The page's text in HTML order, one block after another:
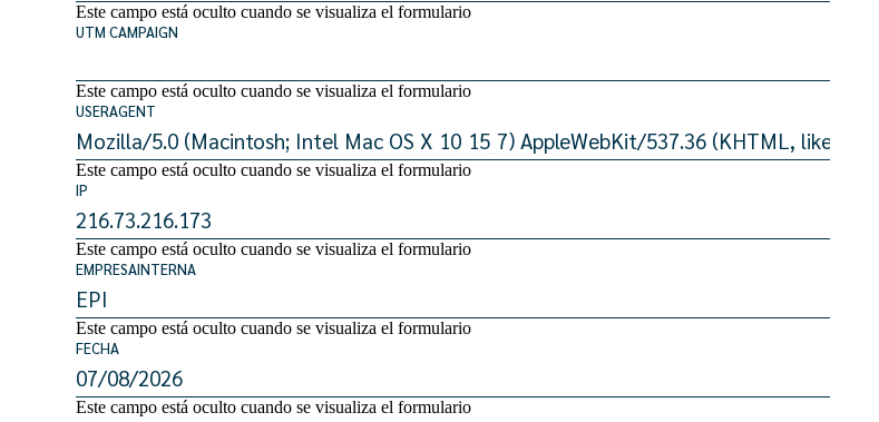
Este campo está oculto cuando se visualiza el formulario
UTM CAMPAIGN
Este campo está oculto cuando se visualiza el formulario
USERAGENT
Este campo está oculto cuando se visualiza el formulario
IP
Este campo está oculto cuando se visualiza el formulario
EMPRESAINTERNA
Este campo está oculto cuando se visualiza el formulario
FECHA
Este campo está oculto cuando se visualiza el formulario